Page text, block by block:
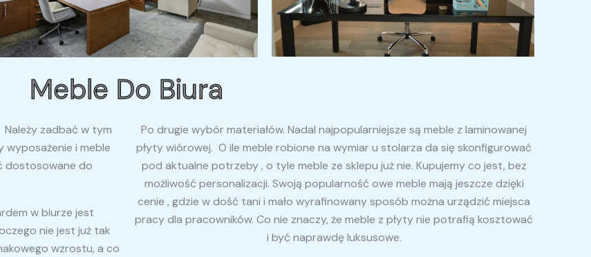
Meble Do Biura
zadbać w tym
i meble
dostosowane do
w biurze jest
nie jest już tak
wzrostu, a co
Po drugie wybór materiałów. Nadal najpopularniejsze są meble z laminowanej
płyty wiórowej. O ile meble robione na wymiar u stolarza da się skonfigurować
pod aktualne potrzeby , o tyle meble ze sklepu już nie. Kupujemy co jest, bez
możliwość personalizacji. Swoją popularność owe meble mają jeszcze dzięki
cenie , gdzie w dość tani i mało wyrafinowany sposób można urządzić miejsca
pracy dla pracowników. Co nie znaczy, że meble z płyty nie potrafią kosztować
i być naprawdę luksusowe.